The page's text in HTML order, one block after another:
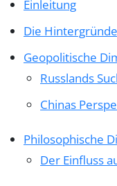
Einleitung
Die
Geopolitische
Russlands
Chinas
Philosophische
Der Einfluss